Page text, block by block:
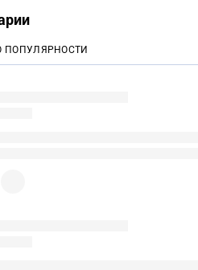
ПОПУЛЯРНОСТИ